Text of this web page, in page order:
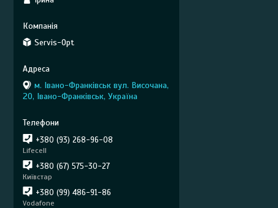
Servis-Opt
м. Івано-Франківськ вул. Височана,
20, Івано-Франківськ, Україна
+380 (93) 268-96-08
Lifecell
+380 (67) 575-30-27
Київстар
+380 (99) 486-91-86
Vodafone